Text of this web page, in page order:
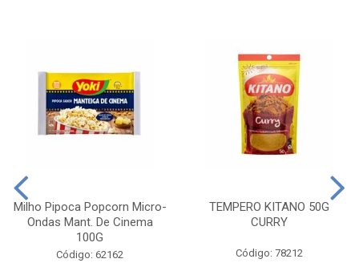
Milho Pipoca Popcorn Micro-
Ondas Mant. De Cinema
100G
Código: 62162
TEMPERO KITANO 50G
CURRY
Código: 78212